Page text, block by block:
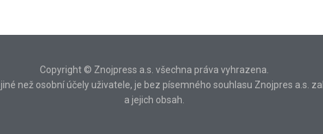
Copyright © Znojpress a.s. všechna práva vyhrazena.
než osobní účely uživatele, je bez písemného souhlasu Znojpres a.s.
a jejich obsah.